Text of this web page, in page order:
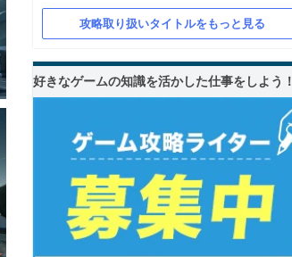
攻略取り扱いタイトルをもっと見る
好きなゲームの知識を活かした仕事をしよう！